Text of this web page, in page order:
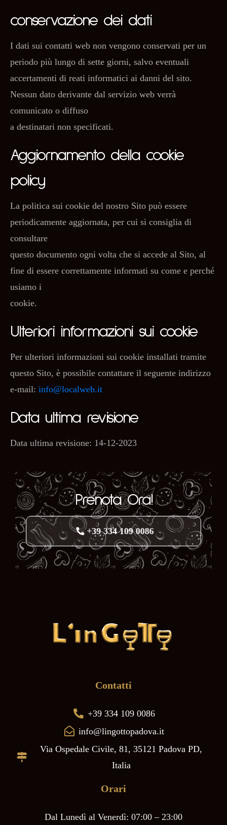
conservazione dei dati
I dati sui contatti web non vengono conservati per un
periodo più lungo di sette giorni, salvo eventuali
accertamenti di reati informatici ai danni del sito.
Nessun dato derivante dal servizio web verrà
comunicato o diffuso
a destinatari non specificati.
Aggiornamento della cookie
policy
La politica sui cookie del nostro Sito può essere
periodicamente aggiornata, per cui si consiglia di
consultare
questo documento ogni volta che si accede al Sito, al
fine di essere correttamente informati su come e perché
usiamo i
cookie.
Ulteriori informazioni sui cookie
Per ulteriori informazioni sui cookie installati tramite
questo Sito, è possibile contattare il seguente indirizzo
e-mail: info@localweb.it
Data ultima revisione
Data ultima revisione: 14-12-2023
Prenota Ora!
+39 334 109 0086
Contatti
+39 334 109 0086
info@lingottopadova.it
Via Ospedale Civile, 81, 35121 Padova PD,
Italia
Orari
Dal Lunedì al Venerdì: 07:00 – 23:00